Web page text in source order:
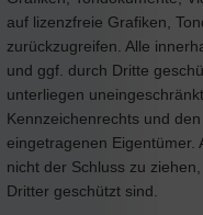
auf lizenzfreie Grafiken,
zurückzugreifen. Alle
und ggf. durch Dritte
unterliegen
Kennzeichenrechts und
eingetragenen Eigentümer.
nicht der Schluss zu
Dritter geschützt sind.